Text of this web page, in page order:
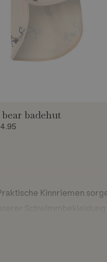
bear badehut
Kinnriemen